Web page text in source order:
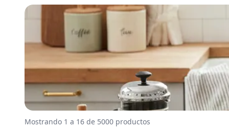
Mostrando 1 a 16 de 5000 productos